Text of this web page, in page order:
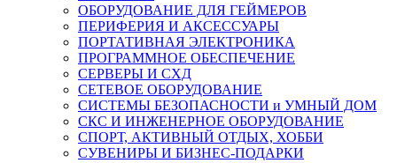
ОБОРУДОВАНИЕ ДЛЯ ГЕЙМЕРОВ
ПЕРИФЕРИЯ И АКСЕССУАРЫ
ПОРТАТИВНАЯ ЭЛЕКТРОНИКА
ПРОГРАММНОЕ ОБЕСПЕЧЕНИЕ
СЕРВЕРЫ И СХД
СЕТЕВОЕ ОБОРУДОВАНИЕ
СИСТЕМЫ БЕЗОПАСНОСТИ и УМНЫЙ ДОМ
СКС И ИНЖЕНЕРНОЕ ОБОРУДОВАНИЕ
СПОРТ, АКТИВНЫЙ ОТДЫХ, ХОББИ
СУВЕНИРЫ И БИЗНЕС-ПОДАРКИ